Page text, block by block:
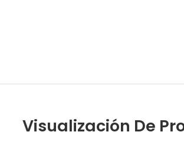
Visualización De